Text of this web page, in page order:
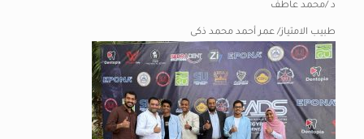
د /محمد عاطف
طبيب الامتياز/ عمر أحمد محمد ذكى